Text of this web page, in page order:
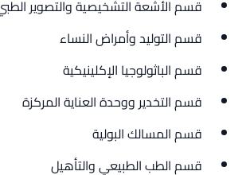
قسم الأشعة التشخيصية والتصوير الطبي
قسم التوليد وأمراض النساء
قسم الباثولوجيا الإكلينيكية
قسم التخدير ووحدة العناية المركزة
قسم المسالك البولية
قسم الطب الطبيعي والتأهيل